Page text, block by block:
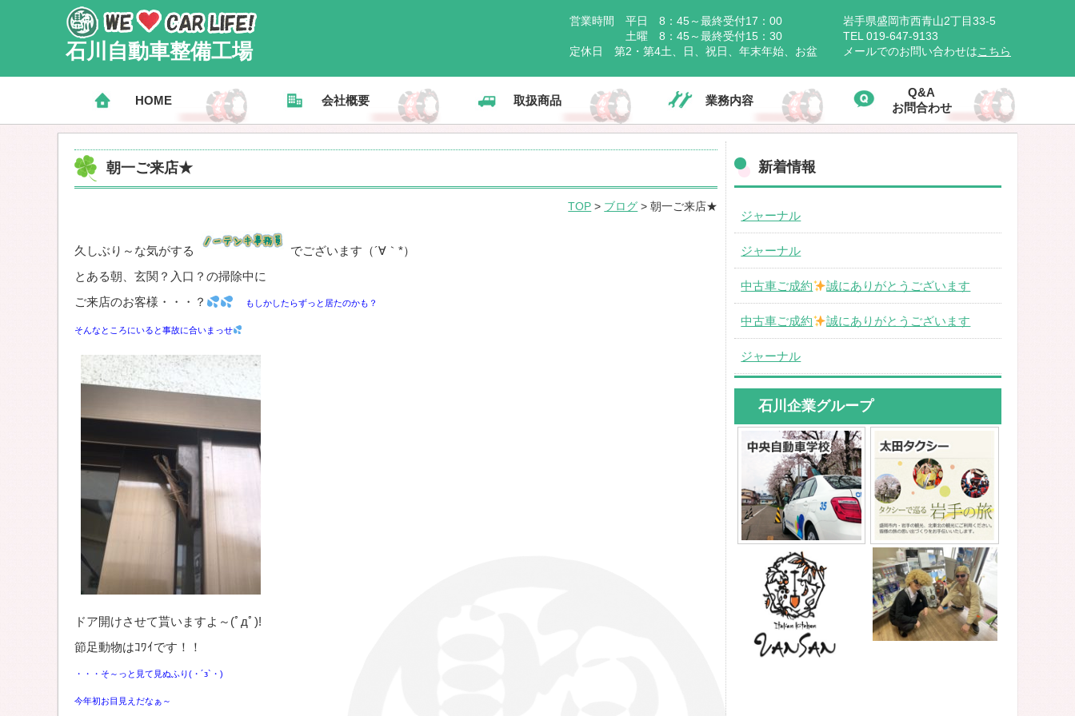
石川自動車整備工場
岩手県盛岡市西青山2丁目33-5
TEL 019-647-9133
メールでのお問い合わせはこちら
営業時間 平日 8：45～最終受付17：00
土曜 8：45～最終受付15：30
定休日 第2・第4土、日、祝日、年末年始、お盆
HOME 会社概要 取扱商品 業務内容
Q&A
お問合わせ
朝一ご来店★
TOP > ブログ > 朝一ご来店★
久しぶり～な気がする
でございます（´∀｀*）
とある朝、玄関？入口？の掃除中に
ご来店のお客様・・・？
もしかしたらずっと居たのかも？
そんなところにいると事故に合いまっせ
ドア開けさせて貰いますよ～(ﾟдﾟ)!
節足動物はｺﾜｲです！！
・・・そ～っと見て見ぬふり(・´з`・)
今年初お目見えだなぁ～
新着情報
ジャーナル
ジャーナル
中古車ご成約 誠にありがとうございます
中古車ご成約 誠にありがとうございます
ジャーナル
石川企業グループ